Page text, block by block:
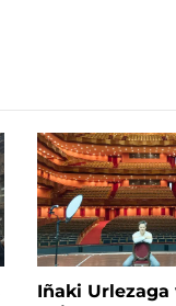
Iñaki Urlezaga